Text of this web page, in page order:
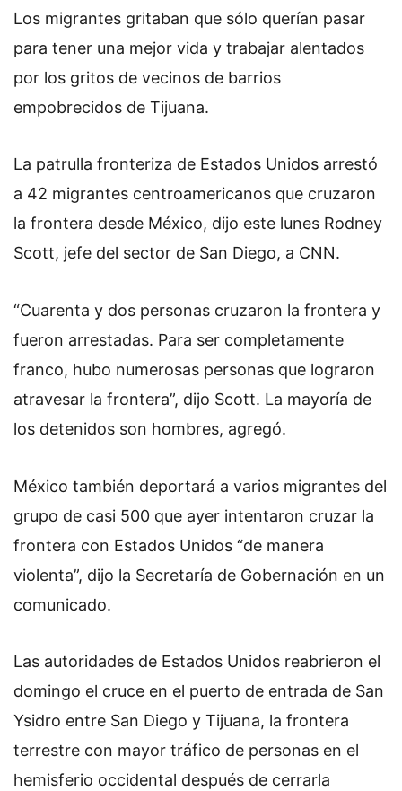
Los migrantes gritaban que sólo querían pasar
para tener una mejor vida y trabajar alentados
por los gritos de vecinos de barrios
empobrecidos de Tijuana.
La patrulla fronteriza de Estados Unidos arrestó
a 42 migrantes centroamericanos que cruzaron
la frontera desde México, dijo este lunes Rodney
Scott, jefe del sector de San Diego, a CNN.
“Cuarenta y dos personas cruzaron la frontera y
fueron arrestadas. Para ser completamente
franco, hubo numerosas personas que lograron
atravesar la frontera”, dijo Scott. La mayoría de
los detenidos son hombres, agregó.
México también deportará a varios migrantes del
grupo de casi 500 que ayer intentaron cruzar la
frontera con Estados Unidos “de manera
violenta”, dijo la Secretaría de Gobernación en un
comunicado.
Las autoridades de Estados Unidos reabrieron el
domingo el cruce en el puerto de entrada de San
Ysidro entre San Diego y Tijuana, la frontera
terrestre con mayor tráfico de personas en el
hemisferio occidental después de cerrarla